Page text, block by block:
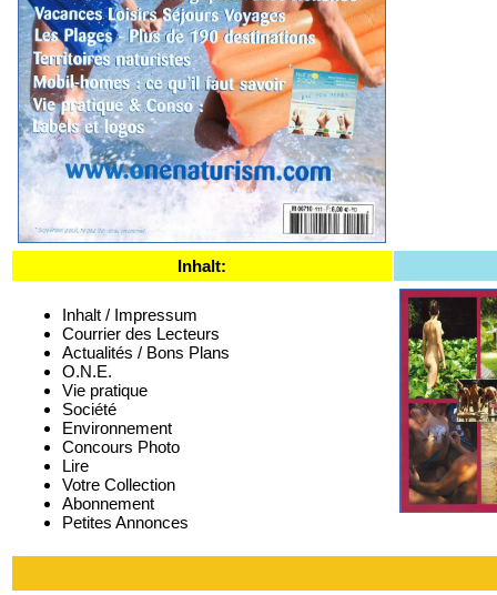
Inhalt:
Inhalt / Impressum
Courrier des Lecteurs
Actualités / Bons Plans
O.N.E.
Vie pratique
Société
Environnement
Concours Photo
Lire
Votre Collection
Abonnement
Petites Annonces